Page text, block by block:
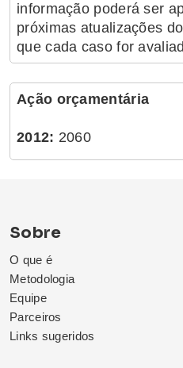
informação poderá ser
próximas atualizações
que cada caso for
Ação orçamentária
2012: 2060
Sobre
O que é
Metodologia
Equipe
Parceiros
Links sugeridos